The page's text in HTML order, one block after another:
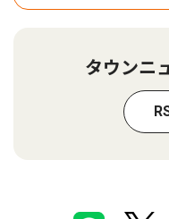
タウンニ